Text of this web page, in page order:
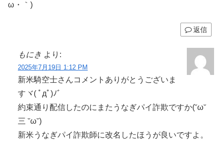
ω・｀)
返信
もにき より:
2025年7月19日 1:12 PM
新米騎空士さんコメントありがとうございま
すヾ( ﾟдﾟ)ﾉ゛
約束通り配信したのにまたうなぎパイ詐欺ですか(˘ω˘
三 ˘ω˘)
新米うなぎパイ詐欺師に改名したほうが良いですよ。